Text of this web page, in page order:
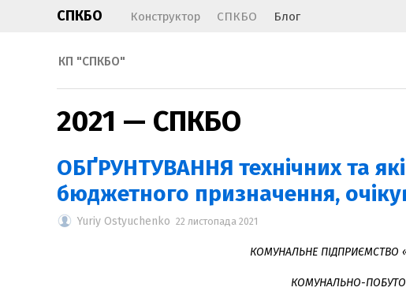
СПКБО Конструктор СПКБО Блог
КП "СПКБО"
2021 — СПКБО
ОБҐРУНТУВАННЯ технічних та
бюджетного призначення,
Yuriy Ostyuchenko 22 листопада 2021
КОМУНАЛЬНЕ ПІДПРИЄМСТВО
КОМУНАЛЬНО-